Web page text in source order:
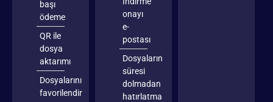
başı
ödeme
QR ile
dosya
aktarımı
Dosyalarını
favorilendir
onayı
e-
postası
Dosyaların
süresi
dolmadan
hatırlatma